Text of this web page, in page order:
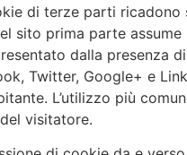
di terze parti
sito prima parte
dalla presenza
Twitter, Google+ e
L’utilizzo più
visitatore.